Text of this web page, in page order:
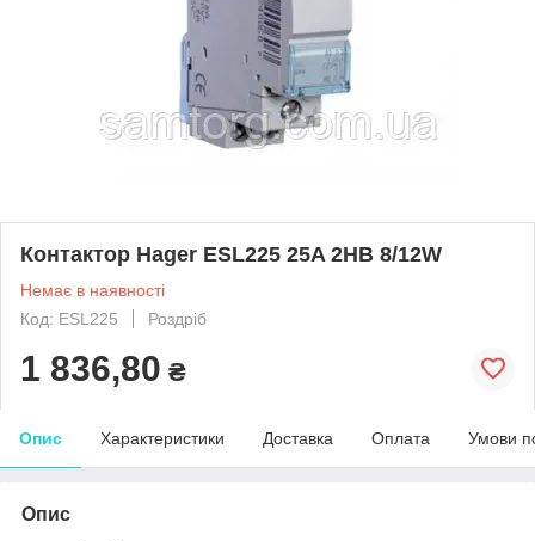
Контактор Hager ESL225 25A 2НВ 8/12W
Немає в наявності
Код: ESL225
Роздріб
1 836,80 ₴
Опис Характеристики Доставка Оплата Умови
Опис